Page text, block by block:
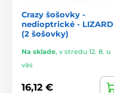
Crazy šošovky -
nedioptrické - LIZARD
(2 šošovky)
Na sklade, v stredu 12. 8. u
vás
16,12 €